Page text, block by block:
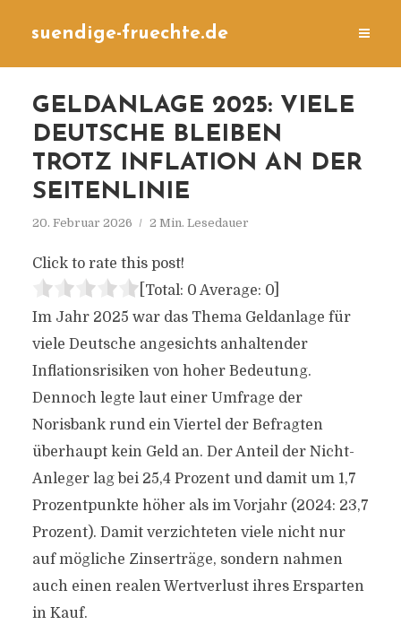
suendige-fruechte.de
GELDANLAGE 2025: VIELE
DEUTSCHE BLEIBEN
TROTZ INFLATION AN DER
SEITENLINIE
20. Februar 2026 2 Min. Lesedauer
Click to rate this post!
[Total: 0 Average: 0]
Im Jahr 2025 war das Thema Geldanlage für
viele Deutsche angesichts anhaltender
Inflationsrisiken von hoher Bedeutung.
Dennoch legte laut einer Umfrage der
Norisbank rund ein Viertel der Befragten
überhaupt kein Geld an. Der Anteil der Nicht-
Anleger lag bei 25,4 Prozent und damit um 1,7
Prozentpunkte höher als im Vorjahr (2024: 23,7
Prozent). Damit verzichteten viele nicht nur
auf mögliche Zinserträge, sondern nahmen
auch einen realen Wertverlust ihres Ersparten
in Kauf.